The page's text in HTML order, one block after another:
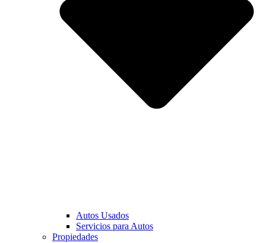
Autos Usados
Servicios para Autos
Propiedades